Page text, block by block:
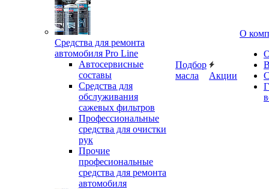
Средства для ремонта
автомобиля Pro Line
Автосервисные
составы
Средства для
обслуживания
сажевых фильтров
Профессиональные
средства для очистки
рук
Прочие
професиональные
средства для ремонта
автомобиля
Подбор
масла
Акции
О